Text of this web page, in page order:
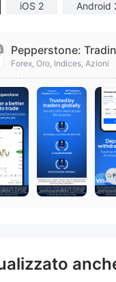
cTrader
una piattaforma di trading
iOS 2 Android
Pepperstone:
Forex, Oro, Indices, Azioni